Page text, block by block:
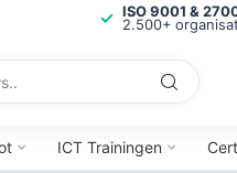
ISO 9001 &
2.500+
ICT Trainingen